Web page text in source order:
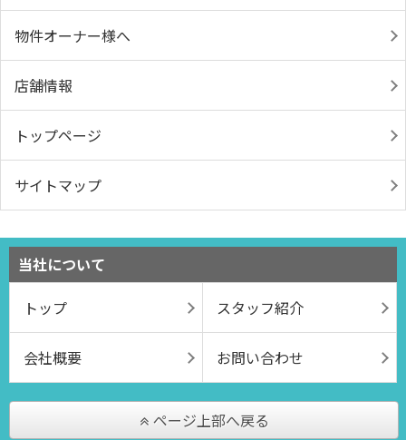
物件オーナー様へ
店舗情報
トップページ
サイトマップ
当社について
トップ
スタッフ紹介
会社概要 お問い合わせ
ページ上部へ戻る